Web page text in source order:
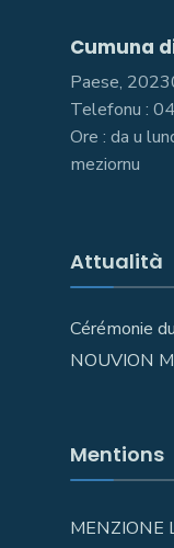
Cumuna
Paese,
Telefonu :
Ore : da u
meziornu
Attualità
Cérémonie
NOUVION
Mentions
MENZIONE